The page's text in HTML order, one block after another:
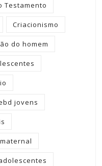
Testamento
Criacionismo
do homem
jovens